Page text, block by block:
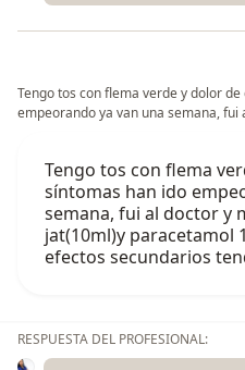
Tengo tos con flema verde y dolor
empeorando ya van una semana, fui
Tengo tos con flema
síntomas han ido
semana, fui al doctor y
jat(10ml)y paracetamol
efectos secundarios
RESPUESTA DEL PROFESIONAL: